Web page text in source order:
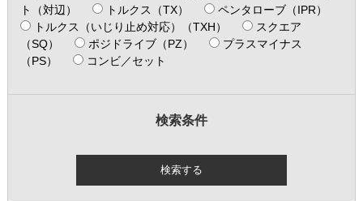
ト（対辺）
トルクス（TX）
ペンタローブ（IPR）
トルクス（いじり止め対応）（TXH）
スクエア
（SQ）
ポジドライブ（PZ）
プラスマイナス
（PS）
コンビ／セット
検索条件